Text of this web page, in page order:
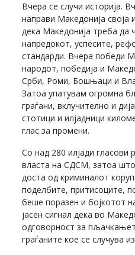
Вчера се случи историја.
направи Македонија своја
дека Македонија треба да
напредокот, успесите,
стандарди. Вчера победи
народот, победија и
Срби, Роми, Бошњаци и
Затоа упатувам огромна
граѓани, вклучително и
стотици и илјадници
глас за промени.
Со над 280 илјади гласови
власта на СДСМ, затоа
доста од криминалот
поделбите, притисоците,
беше поразен и бојкотот
јасен сигнал дека во
одговорност за
граѓаните кое се случува